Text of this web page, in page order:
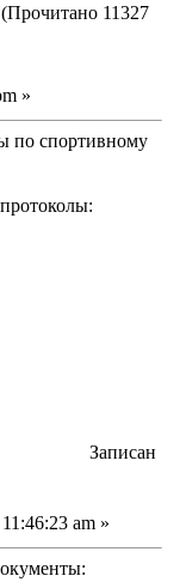
11327
»
по спортивному
Записан
am »